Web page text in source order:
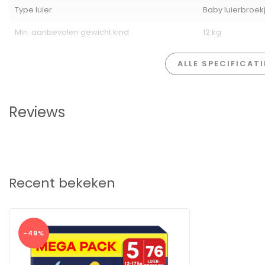
✓Inhoud: 84 stuks
Type luier
Baby
Min. aanbevolen gewicht kind
12 kg
ALLE
Reviews
Recent bekeken
-49%